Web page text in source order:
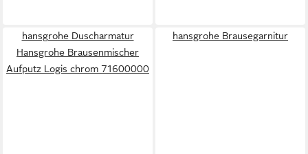
hansgrohe Duscharmatur
Hansgrohe Brausenmischer
Aufputz Logis chrom 71600000
hansgrohe Brausegarnitur